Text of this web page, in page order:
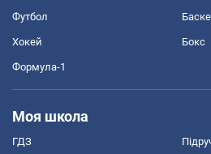
Футбол
Хокей Бокс
Формула-1
Моя школа
ГДЗ